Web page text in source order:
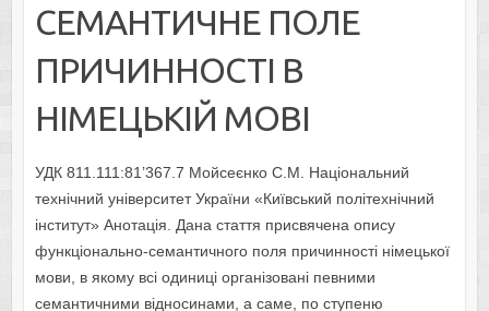
СЕМАНТИЧНЕ ПОЛЕ
ПРИЧИННОСТІ В
НІМЕЦЬКІЙ МОВІ
УДК 811.111:81’367.7 Мойсеєнко С.М. Національний
технічний університет України «Київський політехнічний
інститут» Анотація. Дана стаття присвячена опису
функціонально-семантичного поля причинності німецької
мови, в якому всі одиниці організовані певними
семантичними відносинами, а саме, по ступеню